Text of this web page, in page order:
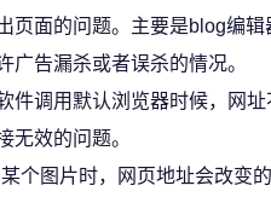
页面的问题。主要是blog编
广告漏杀或者误杀的情况。
件调用默认浏览器时候，网
无效的问题。
个图片时，网页地址会改变